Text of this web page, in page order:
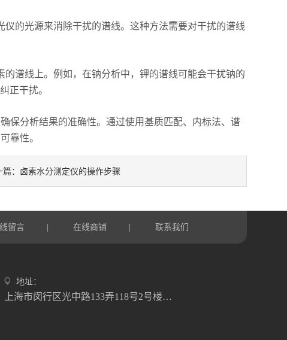
的光源来消除干扰的谱线。这种方法需要对干扰的谱线
谱线上。例如，在钠分析中，钾的谱线可能会干扰钠的
正干扰。
分析结果的准确性。通过使用基质匹配、内标法、谱
靠性。
篇： 卤素水分测定仪的操作步骤
留言 在线商铺 联系我们
地址：
上海市闵行区光中路133弄118号2号楼二楼